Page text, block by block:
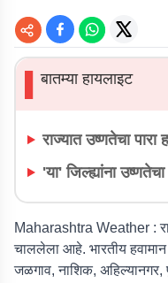
▌बातम्या हायलाइट
राज्यात उष्णतेचा पारा
'या' जिल्ह्यांना
Maharashtra Weather :
चाललेला आहे. भारतीय
जळगाव, नाशिक,